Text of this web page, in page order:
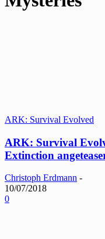
ARK: Survival Evolved
ARK: Survival
Extinction
Christoph Erdmann -
10/07/2018
0